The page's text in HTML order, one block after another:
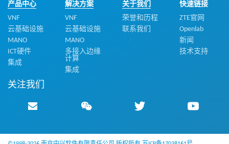
产品中心
VNF
云基础设施
MANO
ICT硬件
集成
解决方案
VNF
云基础设施
MANO
多接入边缘
计算
集成
关于我们
荣誉和历程
联系我们
快速链接
ZTE官网
Openlab
新闻
技术支持
关注我们